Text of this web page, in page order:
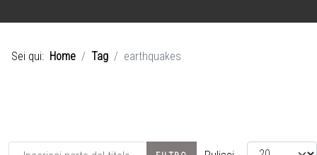
Sei qui: Home Tag earthquakes
Inserisci parte del titolo Visualizza #